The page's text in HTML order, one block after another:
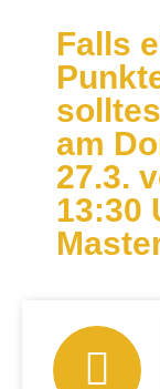
Falls
am
27.3.
13:30